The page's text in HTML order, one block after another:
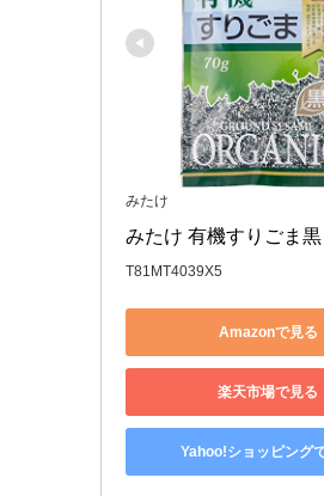
みたけ
みたけ 有機すりごま
T81MT4039X5
Amazonで見る
楽天市場で見る
Yahoo!ショッピング